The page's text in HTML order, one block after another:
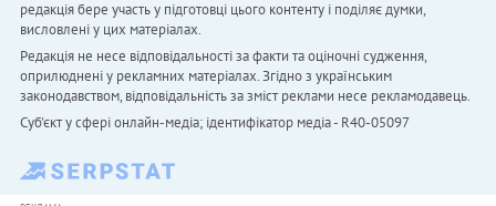
редакція бере участь у підготовці цього контенту і поділяє думки,
висловлені у цих матеріалах.
Редакція не несе відповідальності за факти та оціночні судження,
оприлюднені у рекламних матеріалах. Згідно з українським
законодавством, відповідальність за зміст реклами несе рекламодавець.
Cуб'єкт у сфері онлайн-медіа; ідентифікатор медіа - R40-05097